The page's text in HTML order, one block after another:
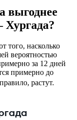
выгоднее
того, насколько
вероятностью
за 12 дней
примерно до
растут.